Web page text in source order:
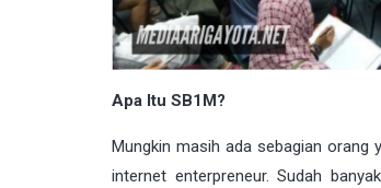
Apa Itu SB1M?
Mungkin masih ada sebagian orang
internet enterpreneur. Sudah